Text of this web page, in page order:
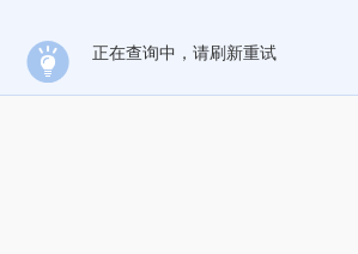
正在查询中，请刷新重试